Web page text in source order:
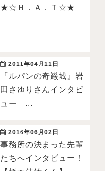
★☆Ｈ．Ａ．Ｔ☆★
2011年04月11日
『ルパンの奇巌城』岩
田さゆりさんインタビ
ュー！...
2016年06月02日
事務所の決まった先輩
たちへインタビュー！